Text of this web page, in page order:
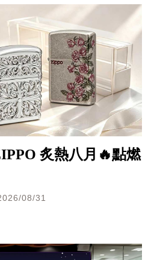
炙熱八月🔥點燃
08/31